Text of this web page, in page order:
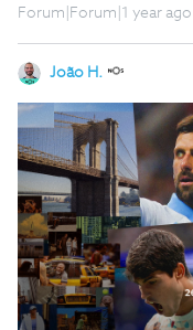
Forum|Forum|1 year ago
João H.